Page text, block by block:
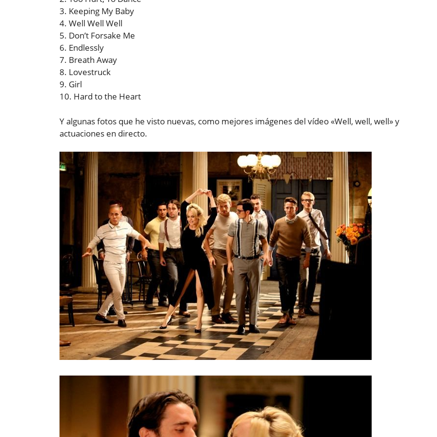
3. Keeping My Baby
4. Well Well Well
5. Don’t Forsake Me
6. Endlessly
7. Breath Away
8. Lovestruck
9. Girl
10. Hard to the Heart
Y algunas fotos que he visto nuevas, como mejores imágenes del vídeo «Well, well, well» y
actuaciones en directo.